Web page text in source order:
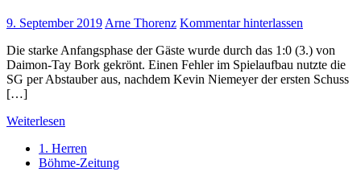
9. September 2019 Arne Thorenz Kommentar hinterlassen
Die starke Anfangsphase der Gäste wurde durch das 1:0 (3.) von
Daimon-Tay Bork gekrönt. Einen Fehler im Spielaufbau nutzte die
SG per Abstauber aus, nachdem Kevin Niemeyer der ersten Schuss
[…]
Weiterlesen
1. Herren
Böhme-Zeitung